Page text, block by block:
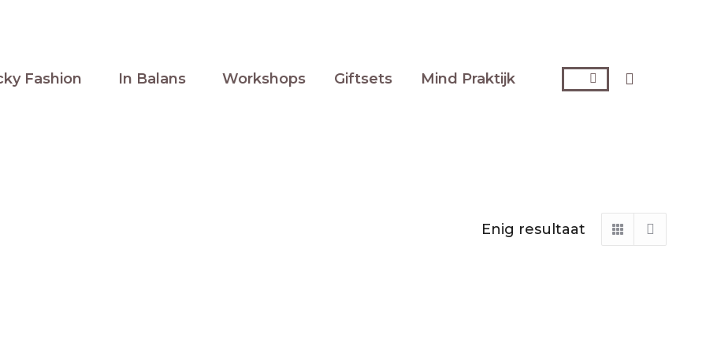
Fashion In Balans Workshops Giftsets Mind Praktijk Zoeken:
Enig resultaat